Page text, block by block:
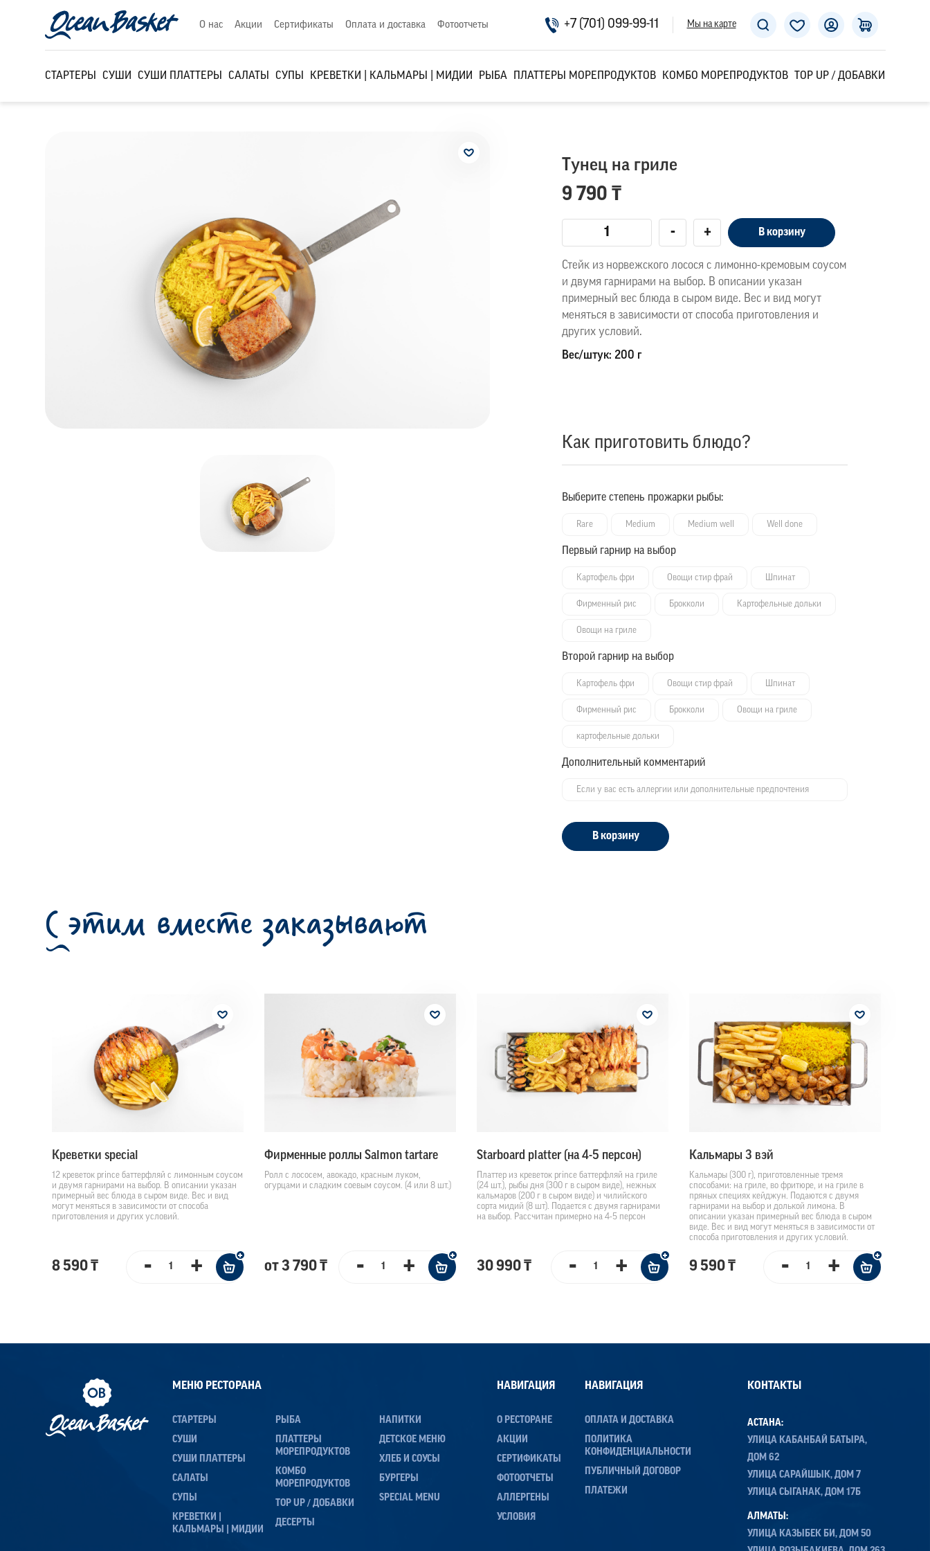
О нас Акции Сертификаты Оплата и доставка Фотоотчеты +7 (701) 099-99-11 Мы на карте
СТАРТЕРЫ СУШИ СУШИ ПЛАТТЕРЫ САЛАТЫ СУПЫ КРЕВЕТКИ | КАЛЬМАРЫ | МИДИИ РЫБА ПЛАТТЕРЫ МОРЕПРОДУКТОВ КОМБО МОРЕПРОДУКТОВ TOP UP / ДОБАВКИ
Тунец на гриле
9 790 ₸
- + В корзину
Стейк из норвежского лосося с лимонно-кремовым соусом
и двумя гарнирами на выбор. В описании указан
примерный вес блюда в сыром виде. Вес и вид могут
меняться в зависимости от способа приготовления и
других условий.
Вес/штук: 200 г
Как приготовить блюдо?
Выберите степень прожарки рыбы:
Rare Medium Medium well Well done
Первый гарнир на выбор
Картофель фри Овощи стир фрай Шпинат
Фирменный рис Брокколи Картофельные дольки
Овощи на гриле
Второй гарнир на выбор
Картофель фри Овощи стир фрай Шпинат
Фирменный рис Брокколи Овощи на гриле
картофельные дольки
Дополнительный комментарий
В корзину
С этим вместе заказывают
Креветки special
12 креветок prince баттерфляй с лимонным соусом
и двумя гарнирами на выбор. В описании указан
примерный вес блюда в сыром виде. Вес и вид
могут меняться в зависимости от способа
приготовления и других условий.
8 590 ₸ - +
Фирменные роллы Salmon tartare
Ролл с лососем, авокадо, красным луком,
огурцами и сладким соевым соусом. (4 или 8 шт.)
от 3 790 ₸ - +
Starboard рlatter (на 4-5 персон)
Платтер из креветок prince баттерфляй на гриле
(24 шт.), рыбы дня (300 г в сыром виде), нежных
кальмаров (200 г в сыром виде) и чилийского
сорта мидий (8 шт). Подается с двумя гарнирами
на выбор. Рассчитан примерно на 4-5 персон
30 990 ₸ - +
Кальмары 3 вэй
Кальмары (300 г), приготовленные тремя
способами: на гриле, во фритюре, и на гриле в
пряных специях кейджун. Подаются с двумя
гарнирами на выбор и долькой лимона. В
описании указан примерный вес блюда в сыром
виде. Вес и вид могут меняться в зависимости от
способа приготовления и других условий.
9 590 ₸ - +
МЕНЮ РЕСТОРАНА
СТАРТЕРЫ
СУШИ
СУШИ ПЛАТТЕРЫ
САЛАТЫ
СУПЫ
КРЕВЕТКИ |
КАЛЬМАРЫ | МИДИИ
РЫБА
ПЛАТТЕРЫ
МОРЕПРОДУКТОВ
КОМБО
МОРЕПРОДУКТОВ
TOP UP / ДОБАВКИ
ДЕСЕРТЫ
НАПИТКИ
ДЕТСКОЕ МЕНЮ
ХЛЕБ И СОУСЫ
БУРГЕРЫ
SPECIAL MENU
НАВИГАЦИЯ
О РЕСТОРАНЕ
АКЦИИ
СЕРТИФИКАТЫ
ФОТООТЧЕТЫ
АЛЛЕРГЕНЫ
УСЛОВИЯ
НАВИГАЦИЯ
ОПЛАТА И ДОСТАВКА
ПОЛИТИКА
КОНФИДЕНЦИАЛЬНОСТИ
ПУБЛИЧНЫЙ ДОГОВОР
ПЛАТЕЖИ
КОНТАКТЫ
АСТАНА:
УЛИЦА КАБАНБАЙ БАТЫРА,
ДОМ 62
УЛИЦА САРАЙШЫК, ДОМ 7
УЛИЦА СЫГАНАК, ДОМ 17Б
АЛМАТЫ:
УЛИЦА КАЗЫБЕК БИ, ДОМ 50